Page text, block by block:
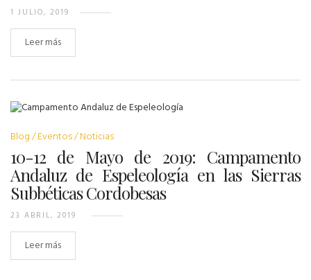
1 JULIO, 2019
Leer más
Blog Eventos Noticias
10-12 de Mayo de 2019: Campamento
Andaluz de Espeleología en las Sierras
Subbéticas Cordobesas
23 ABRIL, 2019
Leer más